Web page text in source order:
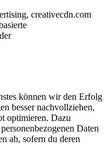
creativecdn.com
können wir den Erfolg
besser nachvollziehen,
optimieren. Dazu
Daten
ab, sofern du deren